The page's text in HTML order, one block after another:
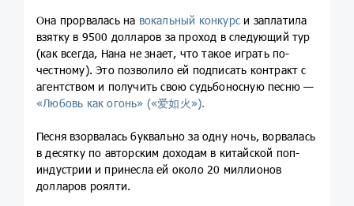
Она прорвалась на вокальный конкурс и заплатила
взятку в 9500 долларов за проход в следующий тур
(как всегда, Нана не знает, что такое играть по-
честному). Это позволило ей подписать контракт с
агентством и получить свою судьбоносную песню —
«Любовь как огонь» («爱如火»).
Песня взорвалась буквально за одну ночь, ворвалась
в десятку по авторским доходам в китайской поп-
индустрии и принесла ей около 20 миллионов
долларов роялти.